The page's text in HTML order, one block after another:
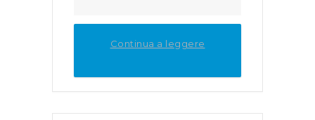
Continua a leggere